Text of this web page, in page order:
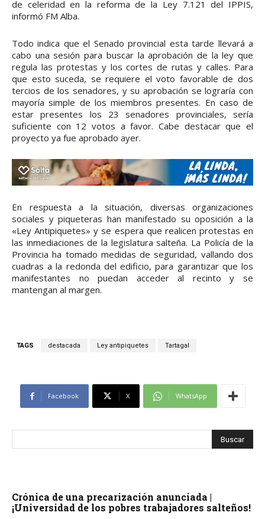
de celeridad en la reforma de la Ley 7.121 del IPPIS,
informó FM Alba.
Todo indica que el Senado provincial esta tarde llevará a
cabo una sesión para buscar la aprobación de la ley que
regula las protestas y los cortes de rutas y calles. Para
que esto suceda, se requiere el voto favorable de dos
tercios de los senadores, y su aprobación se lograría con
mayoría simple de los miembros presentes. En caso de
estar presentes los 23 senadores provinciales, sería
suficiente con 12 votos a favor. Cabe destacar que el
proyecto ya fue aprobado ayer.
En respuesta a la situación, diversas organizaciones
sociales y piqueteras han manifestado su oposición a la
«Ley Antipiquetes» y se espera que realicen protestas en
las inmediaciones de la legislatura salteña. La Policía de la
Provincia ha tomado medidas de seguridad, vallando dos
cuadras a la redonda del edificio, para garantizar que los
manifestantes no puedan acceder al recinto y se
mantengan al margen.
TAGS destacada Ley antipiquetes Tartagal
Facebook X WhatsApp
Crónica de una precarización anunciada |
¡Universidad de los pobres trabajadores salteños!